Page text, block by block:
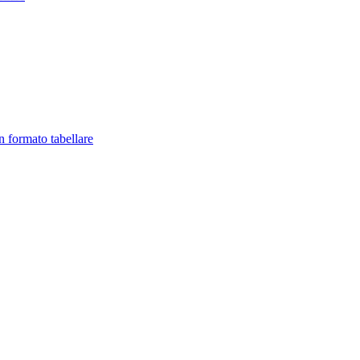
formato tabellare